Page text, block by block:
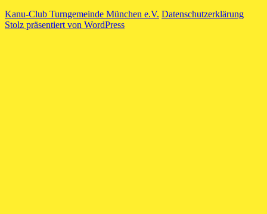
Kanu-Club Turngemeinde München e.V. Datenschutzerklärung
Stolz präsentiert von WordPress